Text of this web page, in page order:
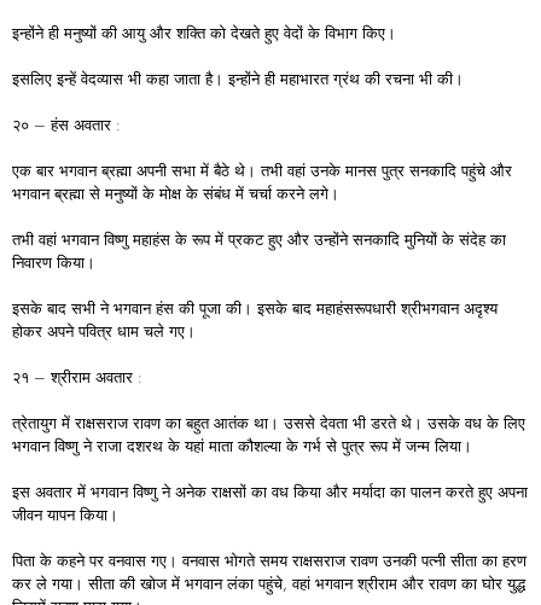
इन्होंने ही मनुष्यों की आयु और शक्ति को देखते हुए वेदों के विभाग किए।
इसलिए इन्हें वेदव्यास भी कहा जाता है। इन्होंने ही महाभारत ग्रंथ की रचना भी की।
२० – हंस अवतार :
एक बार भगवान ब्रह्मा अपनी सभा में बैठे थे। तभी वहां उनके मानस पुत्र सनकादि पहुंचे और
भगवान ब्रह्मा से मनुष्यों के मोक्ष के संबंध में चर्चा करने लगे।
तभी वहां भगवान विष्णु महाहंस के रूप में प्रकट हुए और उन्होंने सनकादि मुनियों के संदेह का
निवारण किया।
इसके बाद सभी ने भगवान हंस की पूजा की। इसके बाद महाहंसरूपधारी श्रीभगवान अदृश्य
होकर अपने पवित्र धाम चले गए।
२१ – श्रीराम अवतार :
त्रेतायुग में राक्षसराज रावण का बहुत आतंक था। उससे देवता भी डरते थे। उसके वध के लिए
भगवान विष्णु ने राजा दशरथ के यहां माता कौशल्या के गर्भ से पुत्र रूप में जन्म लिया।
इस अवतार में भगवान विष्णु ने अनेक राक्षसों का वध किया और मर्यादा का पालन करते हुए अपना
जीवन यापन किया।
पिता के कहने पर वनवास गए। वनवास भोगते समय राक्षसराज रावण उनकी पत्नी सीता का हरण
कर ले गया। सीता की खोज में भगवान लंका पहुंचे, वहां भगवान श्रीराम और रावण का घोर युद्ध